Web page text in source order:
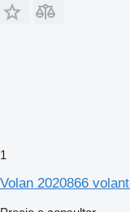
1
Volan 2020866